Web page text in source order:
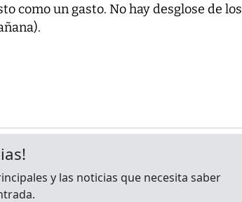
como un gasto. No hay desglose de los